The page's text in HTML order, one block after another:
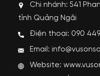
Chi nhánh: 541
tỉnh Quảng Ngãi
Điện thoại: 090
Email:
Website: